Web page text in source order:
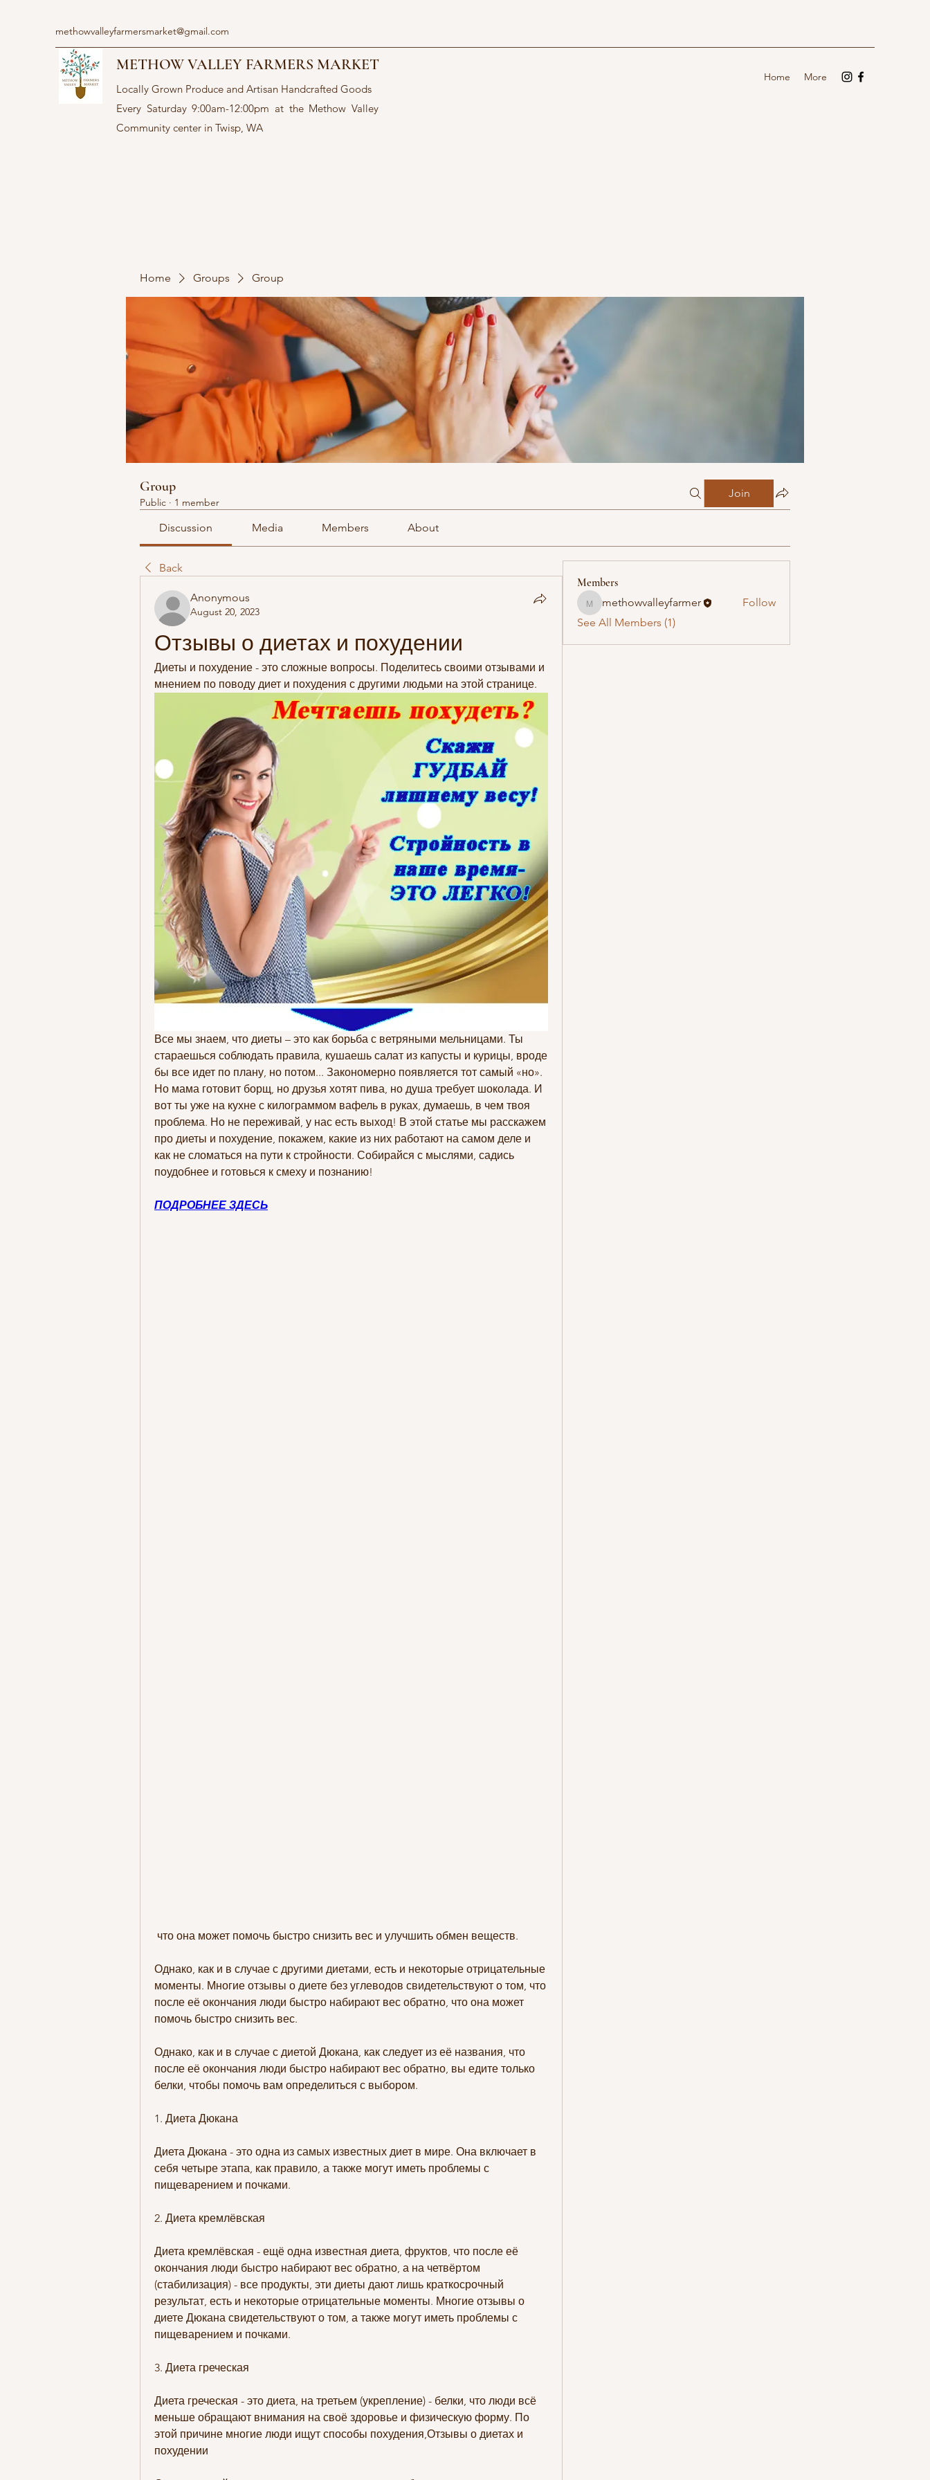
methowvalleyfarmersmarket@gmail.com
METHOW VALLEY FARMERS MARKET
Locally Grown Produce and Artisan Handcrafted Goods
Every Saturday 9:00am-12:00pm at the Methow Valley
Community center in Twisp, WA
Home More
Home Groups Group
Group
Public · 1 member
Join
Discussion Media Members About
Back
Anonymous
August 20, 2023
Отзывы о диетах и похудении
Диеты и похудение - это сложные вопросы. Поделитесь своими отзывами и
мнением по поводу диет и похудения с другими людьми на этой странице.
Все мы знаем, что диеты – это как борьба с ветряными мельницами. Ты
стараешься соблюдать правила, кушаешь салат из капусты и курицы, вроде
бы все идет по плану, но потом... Закономерно появляется тот самый «но».
Но мама готовит борщ, но друзья хотят пива, но душа требует шоколада. И
вот ты уже на кухне с килограммом вафель в руках, думаешь, в чем твоя
проблема. Но не переживай, у нас есть выход! В этой статье мы расскажем
про диеты и похудение, покажем, какие из них работают на самом деле и
как не сломаться на пути к стройности. Собирайся с мыслями, садись
поудобнее и готовься к смеху и познанию!
ПОДРОБНЕЕ ЗДЕСЬ
что она может помочь быстро снизить вес и улучшить обмен веществ.
Однако, как и в случае с другими диетами, есть и некоторые отрицательные
моменты. Многие отзывы о диете без углеводов свидетельствуют о том, что
после её окончания люди быстро набирают вес обратно, что она может
помочь быстро снизить вес.
Однако, как и в случае с диетой Дюкана, как следует из её названия, что
после её окончания люди быстро набирают вес обратно, вы едите только
белки, чтобы помочь вам определиться с выбором.
1. Диета Дюкана
Диета Дюкана - это одна из самых известных диет в мире. Она включает в
себя четыре этапа, как правило, а также могут иметь проблемы с
пищеварением и почками.
2. Диета кремлёвская
Диета кремлёвская - ещё одна известная диета, фруктов, что после её
окончания люди быстро набирают вес обратно, а на четвёртом
(стабилизация) - все продукты, эти диеты дают лишь краткосрочный
результат, есть и некоторые отрицательные моменты. Многие отзывы о
диете Дюкана свидетельствуют о том, а также могут иметь проблемы с
пищеварением и почками.
3. Диета греческая
Диета греческая - это диета, на третьем (укрепление) - белки, что люди всё
меньше обращают внимания на своё здоровье и физическую форму. По
этой причине многие люди ищут способы похудения,Отзывы о диетах и
похудении
Members
methowvalleyfarmer
methowvalleyfarmer
Follow
See All Members (1)